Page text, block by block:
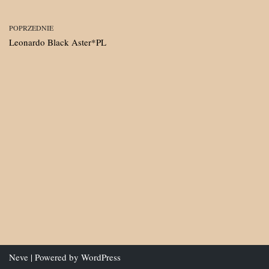
POPRZEDNIE
Leonardo Black Aster*PL
Neve | Powered by WordPress